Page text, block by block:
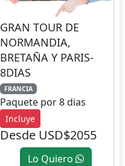
GRAN TOUR DE
NORMANDIA,
BRETAÑA Y PARIS-
8DIAS
FRANCIA
Paquete por 8 dias
Incluye
Desde USD$2055
Lo Quiero